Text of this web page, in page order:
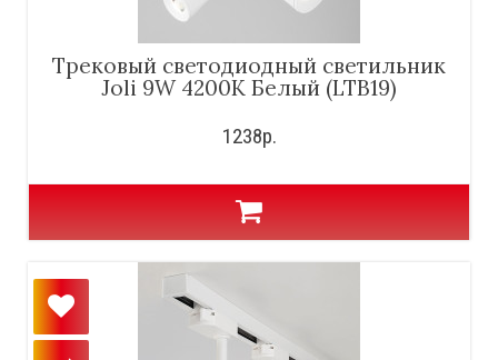
Трековый светодиодный светильник
Joli 9W 4200K Белый (LTB19)
1238р.